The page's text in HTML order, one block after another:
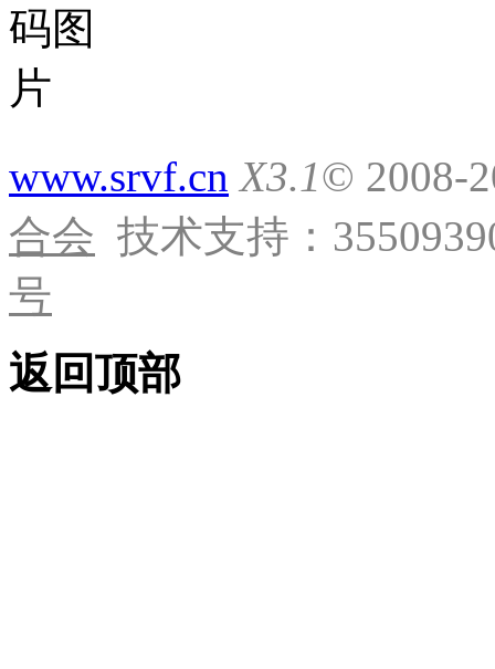
www.srvf.cn X3.1© 2008-
合会 技术支持：
号
返回顶部